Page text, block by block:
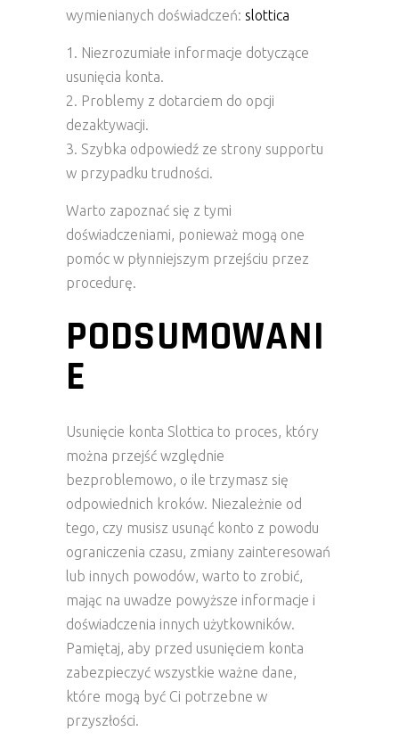
wymienianych doświadczeń: slottica
Niezrozumiałe informacje dotyczące
usunięcia konta.
Problemy z dotarciem do opcji
dezaktywacji.
Szybka odpowiedź ze strony supportu
w przypadku trudności.
Warto zapoznać się z tymi
doświadczeniami, ponieważ mogą one
pomóc w płynniejszym przejściu przez
procedurę.
PODSUMOWANI
E
Usunięcie konta Slottica to proces, który
można przejść względnie
bezproblemowo, o ile trzymasz się
odpowiednich kroków. Niezależnie od
tego, czy musisz usunąć konto z powodu
ograniczenia czasu, zmiany zainteresowań
lub innych powodów, warto to zrobić,
mając na uwadze powyższe informacje i
doświadczenia innych użytkowników.
Pamiętaj, aby przed usunięciem konta
zabezpieczyć wszystkie ważne dane,
które mogą być Ci potrzebne w
przyszłości.